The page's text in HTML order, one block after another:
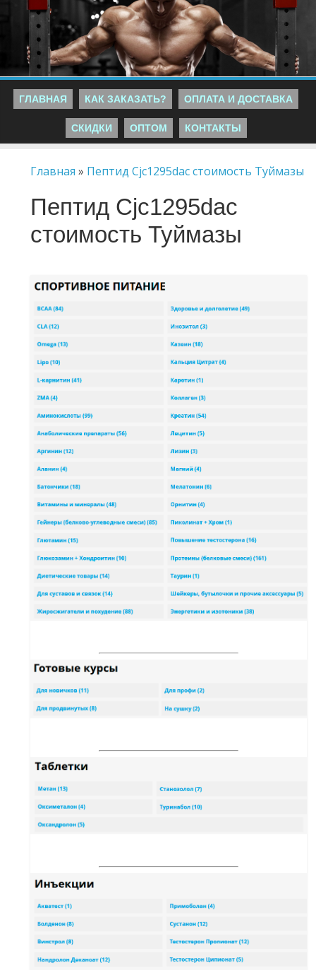
ГЛАВНАЯ КАК ЗАКАЗАТЬ? ОПЛАТА И ДОСТАВКА
СКИДКИ ОПТОМ КОНТАКТЫ
Главная » Пептид Cjc1295dac стоимость Туймазы
Пептид Cjc1295dac
стоимость Туймазы